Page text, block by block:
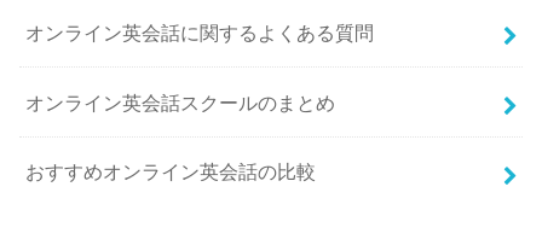
オンライン英会話に関するよくある質問
オンライン英会話スクールのまとめ
おすすめオンライン英会話の比較